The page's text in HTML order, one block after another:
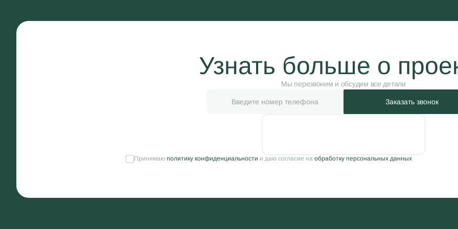
Узнать больше о
Мы перезвоним и обсудим все детали
Заказать звонок
Принимаю политику конфиденциальности и даю согласие на обработку персональных данных